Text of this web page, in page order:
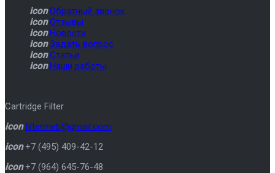
icon Обратный звонок
icon Отзывы
icon Новости
icon Задать вопрос
icon Статьи
icon Наши работы
Cartridge Filter
icon filtermeb@gmail.com
icon +7 (495) 409-42-12
icon +7 (964) 645-76-48